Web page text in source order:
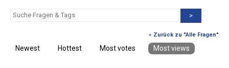
>
« Zurück zu "Alle Fragen"
Newest Hottest Most votes Most views